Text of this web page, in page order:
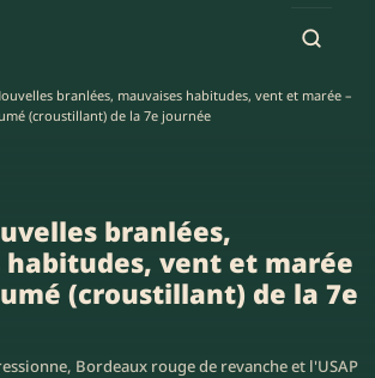
branlées, mauvaises habitudes, vent et marée –
(croustillant) de la 7e journée
branlées,
habitudes, vent et marée
(croustillant) de la 7e
Bordeaux rouge de revanche et l'USAP